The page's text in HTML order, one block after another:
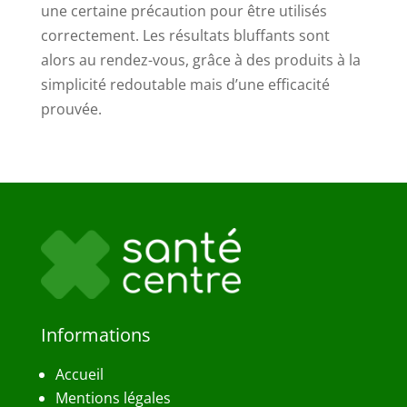
une certaine précaution pour être utilisés
correctement. Les résultats bluffants sont
alors au rendez-vous, grâce à des produits à la
simplicité redoutable mais d’une efficacité
prouvée.
Informations
Accueil
Mentions légales